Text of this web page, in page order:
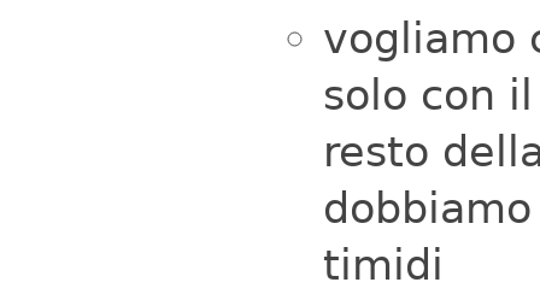
vogliamo
solo con
resto
timidi